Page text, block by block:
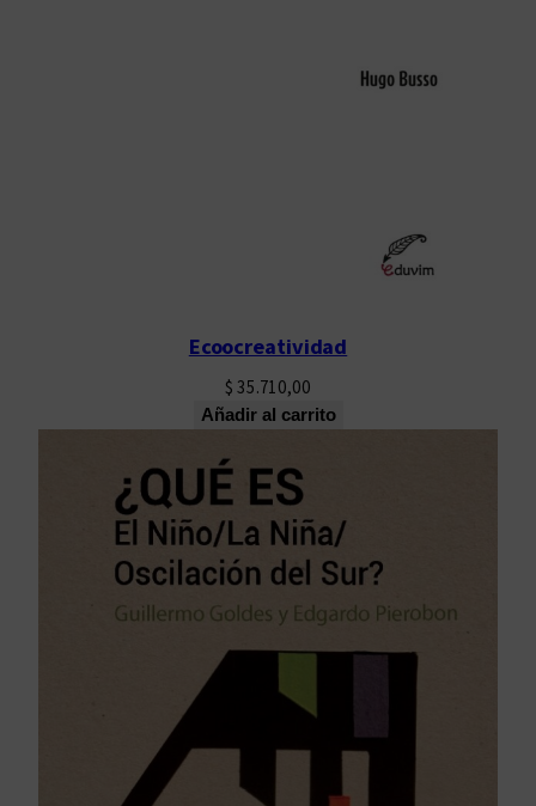
Ecoocreatividad
$ 35.710,00
Añadir al carrito